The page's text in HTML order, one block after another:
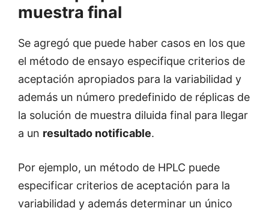
muestra final
Se agregó que puede haber casos en los que
el método de ensayo especifique criterios de
aceptación apropiados para la variabilidad y
además un número predefinido de réplicas de
la solución de muestra diluida final para llegar
a un resultado notificable.
Por ejemplo, un método de HPLC puede
especificar criterios de aceptación para la
variabilidad y además determinar un único